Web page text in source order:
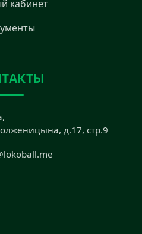
кабинет
д.17, стр.9